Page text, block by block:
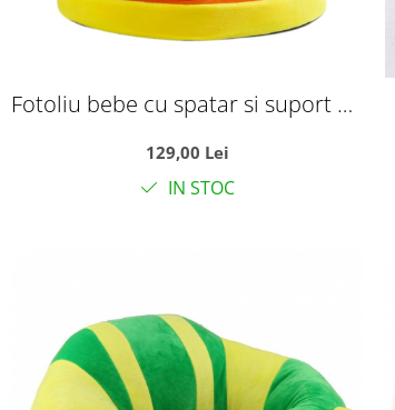
Fotoliu bebe cu spatar si suport de
Day
129,00 Lei
IN STOC